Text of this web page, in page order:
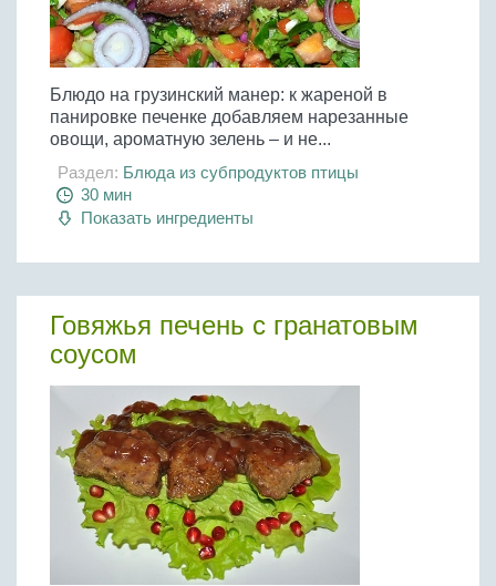
Блюдо на грузинский манер: к жареной в
панировке печенке добавляем нарезанные
овощи, ароматную зелень – и не...
Раздел: Блюда из субпродуктов птицы
30 мин
Показать ингредиенты
Говяжья печень с гранатовым
соусом